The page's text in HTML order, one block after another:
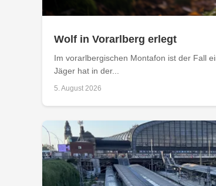
Wolf in Vorarlberg erlegt
Im vorarlbergischen Montafon ist der Fall
Jäger hat in der...
5. August 2026